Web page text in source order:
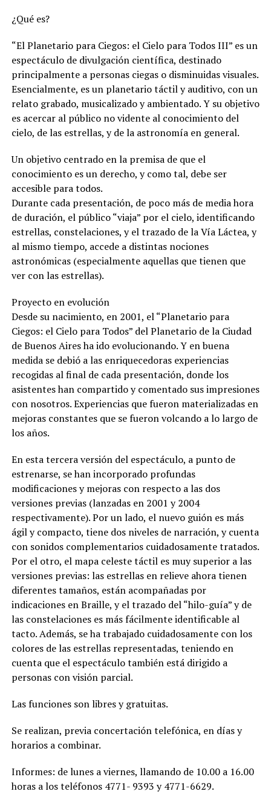
¿Qué es?
“El Planetario para Ciegos: el Cielo para Todos III” es un
espectáculo de divulgación científica, destinado
principalmente a personas ciegas o disminuidas visuales.
Esencialmente, es un planetario táctil y auditivo, con un
relato grabado, musicalizado y ambientado. Y su objetivo
es acercar al público no vidente al conocimiento del
cielo, de las estrellas, y de la astronomía en general.
Un objetivo centrado en la premisa de que el
conocimiento es un derecho, y como tal, debe ser
accesible para todos.
Durante cada presentación, de poco más de media hora
de duración, el público “viaja” por el cielo, identificando
estrellas, constelaciones, y el trazado de la Vía Láctea, y
al mismo tiempo, accede a distintas nociones
astronómicas (especialmente aquellas que tienen que
ver con las estrellas).
Proyecto en evolución
Desde su nacimiento, en 2001, el “Planetario para
Ciegos: el Cielo para Todos” del Planetario de la Ciudad
de Buenos Aires ha ido evolucionando. Y en buena
medida se debió a las enriquecedoras experiencias
recogidas al final de cada presentación, donde los
asistentes han compartido y comentado sus impresiones
con nosotros. Experiencias que fueron materializadas en
mejoras constantes que se fueron volcando a lo largo de
los años.
En esta tercera versión del espectáculo, a punto de
estrenarse, se han incorporado profundas
modificaciones y mejoras con respecto a las dos
versiones previas (lanzadas en 2001 y 2004
respectivamente). Por un lado, el nuevo guión es más
ágil y compacto, tiene dos niveles de narración, y cuenta
con sonidos complementarios cuidadosamente tratados.
Por el otro, el mapa celeste táctil es muy superior a las
versiones previas: las estrellas en relieve ahora tienen
diferentes tamaños, están acompañadas por
indicaciones en Braille, y el trazado del “hilo-guía” y de
las constelaciones es más fácilmente identificable al
tacto. Además, se ha trabajado cuidadosamente con los
colores de las estrellas representadas, teniendo en
cuenta que el espectáculo también está dirigido a
personas con visión parcial.
Las funciones son libres y gratuitas.
Se realizan, previa concertación telefónica, en días y
horarios a combinar.
Informes: de lunes a viernes, llamando de 10.00 a 16.00
horas a los teléfonos 4771- 9393 y 4771-6629.